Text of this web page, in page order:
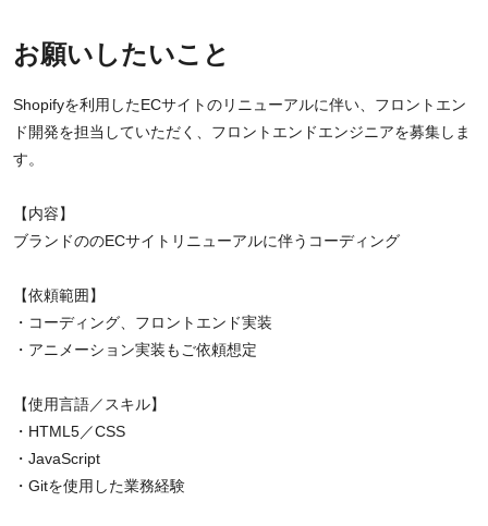
お願いしたいこと
Shopifyを利用したECサイトのリニューアルに伴い、フロントエン
ド開発を担当していただく、フロントエンドエンジニアを募集しま
す。
【内容】
ブランドののECサイトリニューアルに伴うコーディング
【依頼範囲】
・コーディング、フロントエンド実装
・アニメーション実装もご依頼想定
【使用言語／スキル】
・HTML5／CSS
・JavaScript
・Gitを使用した業務経験